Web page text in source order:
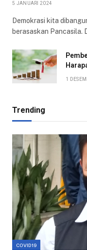
5 JANUARI 2024
Demokrasi kita
berasaskan Pancasila.
1
Trending
COVID19